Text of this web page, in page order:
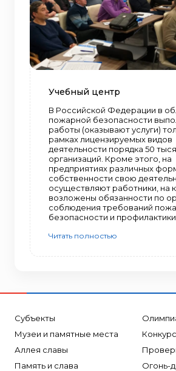
Учебный центр
В Российской Федерации в
пожарной безопасности
работы (оказывают услуги)
рамках лицензируемых видов
деятельности порядка 50
организаций. Кроме этого, на
предприятиях различных
собственности свою
осуществляют работники, на
возложены обязанности по
соблюдения требований
безопасности и
Читать полностью
Субъекты
Музеи и памятные места
Аллея славы
Память и слава
Огонь-